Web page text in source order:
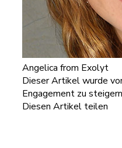
Angelica from Exolyt
Dieser Artikel wurde
Engagement zu
Diesen Artikel teilen